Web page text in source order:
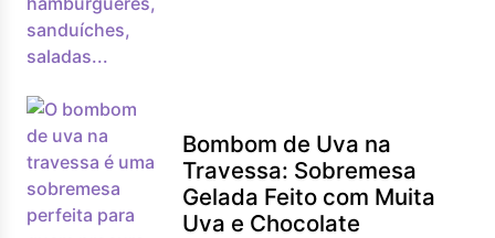
Bombom de Uva na
Travessa: Sobremesa
Gelada Feito com Muita
Uva e Chocolate